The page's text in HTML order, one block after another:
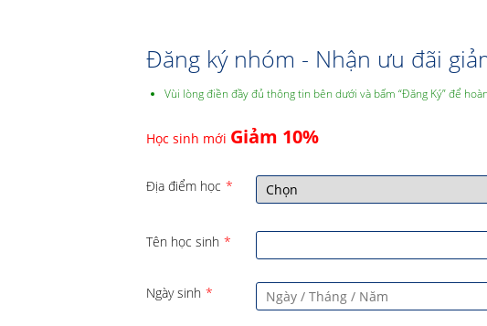
Đăng ký nhóm - Nhận ưu đãi
Vùi lòng điền đầy đủ thông tin bên dưới và bấm “Đăng Ký” để
Học sinh mới Giảm 10%
Địa điểm học *
Tên học sinh *
Ngày sinh *